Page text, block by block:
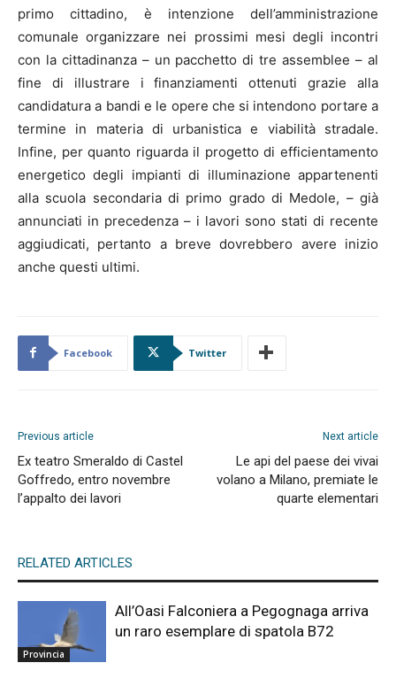
primo cittadino, è intenzione dell’amministrazione
comunale organizzare nei prossimi mesi degli incontri
con la cittadinanza – un pacchetto di tre assemblee – al
fine di illustrare i finanziamenti ottenuti grazie alla
candidatura a bandi e le opere che si intendono portare a
termine in materia di urbanistica e viabilità stradale.
Infine, per quanto riguarda il progetto di efficientamento
energetico degli impianti di illuminazione appartenenti
alla scuola secondaria di primo grado di Medole, – già
annunciati in precedenza – i lavori sono stati di recente
aggiudicati, pertanto a breve dovrebbero avere inizio
anche questi ultimi.
Facebook Twitter
Previous article
Ex teatro Smeraldo di Castel
Goffredo, entro novembre
l’appalto dei lavori
Next article
Le api del paese dei vivai
volano a Milano, premiate le
quarte elementari
RELATED ARTICLES
Provincia
All’Oasi Falconiera a Pegognaga arriva
un raro esemplare di spatola B72